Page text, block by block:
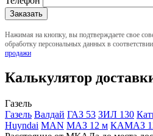
Нажимая на кнопку, вы подтверждаете свое
обработку персональных данных в
продажи
Калькулятор
Газель
Газель Валдай ГАЗ 53 ЗИЛ 130
Huyndai MAN МАЗ 12 м КАМАЗ